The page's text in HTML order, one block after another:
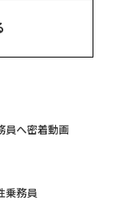
員へ密着動画
乗務員